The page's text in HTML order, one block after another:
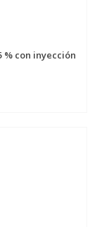
con inyección